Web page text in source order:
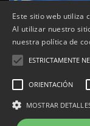
Tàrrega
Per
Este sitio web utiliza
Al utilizar nuestro
nuestra política de
ESTRICTAMENTE
ORIENTACIÓN
MOSTRAR